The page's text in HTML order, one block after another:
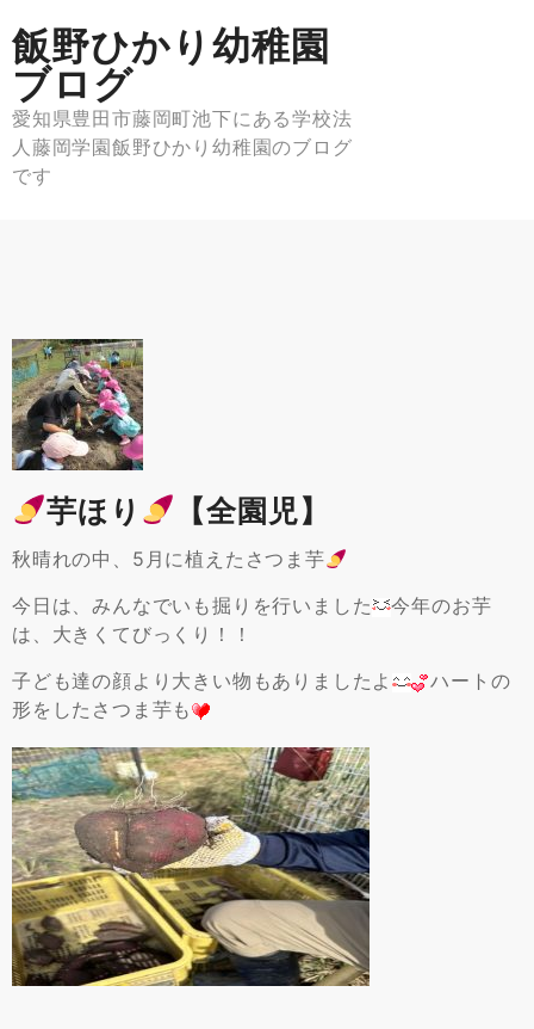
to
content
飯野ひかり幼稚園
ブログ
愛知県豊田市藤岡町池下にある学校法
人藤岡学園飯野ひかり幼稚園のブログ
です
芋ほり 【全園児】
秋晴れの中、5月に植えたさつま芋
今日は、みんなでいも掘りを行いました
今年のお芋
は、大きくてびっくり！！
子ども達の顔より大きい物もありましたよ
ハートの
形をしたさつま芋も